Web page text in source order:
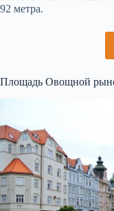
92 метра.
Площадь Овощной